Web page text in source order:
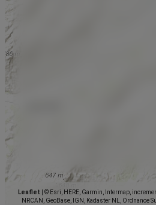
Leaflet
© Esri, HERE, Garmin, Intermap,
NRCAN, GeoBase, IGN, Kadaster NL, Ordnance